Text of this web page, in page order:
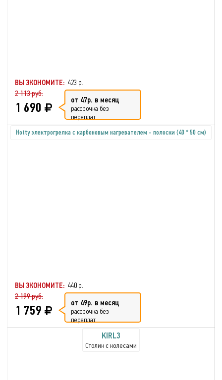
ВЫ ЭКОНОМИТЕ: 423 р.
2 113 руб.
1 690 от 47р. в месяц
рассрочка без
переплат
Hotty электрогрелка с карбоновым нагревателем - полоски (40 * 50 см)
ВЫ ЭКОНОМИТЕ: 440 р.
2 199 руб.
1 759 от 49р. в месяц
рассрочка без
переплат
KIRL3
Столик с колесами